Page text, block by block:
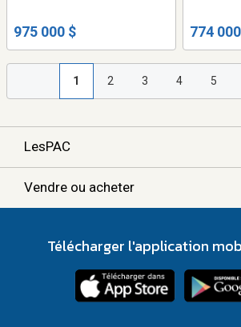
975 000 $ 774
1 2 3 4 5
LesPAC
Vendre ou acheter
Télécharger l'application